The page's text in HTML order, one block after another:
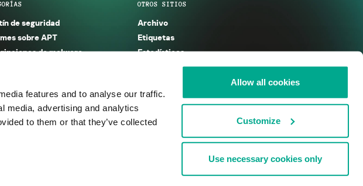
features and to analyse our traffic.
media, advertising and analytics
to them or that they’ve collected
Allow all cookies
Customize
Use necessary cookies only
de seguridad
sobre APT
de malware
sobre spam y phishing
OTROS SITIOS
Archivo
Etiquetas
Estadísticas
Enciclopedia
KSB 2025
Acuerdo de licencia Cookies